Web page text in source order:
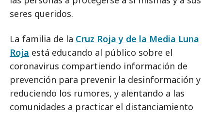
seres queridos.
La familia de la Cruz Roja y de la Media Luna
Roja está educando al público sobre el
coronavirus compartiendo información de
prevención para prevenir la desinformación y
reduciendo los rumores, y alentando a las
comunidades a practicar el distanciamiento